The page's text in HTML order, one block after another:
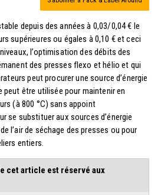
depuis des années à 0,03/0,04 € le
supérieures ou égales à 0,10 € et ceci
l’optimisation des débits des
des presses flexo et hélio et qui
peut procurer une source d’énergie
peut être utilisée pour mainte­nir en
(à 800 °C) sans appoint
se substituer aux sources d’énergie
l’air de séchage des presses ou pour
entiers.
cet article est réservé aux